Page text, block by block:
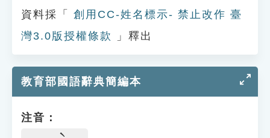
資料採「
創用CC-姓名標示- 禁止改作 臺
灣3.0版授權條款
」釋出
教育部國語辭典簡編本
注音：